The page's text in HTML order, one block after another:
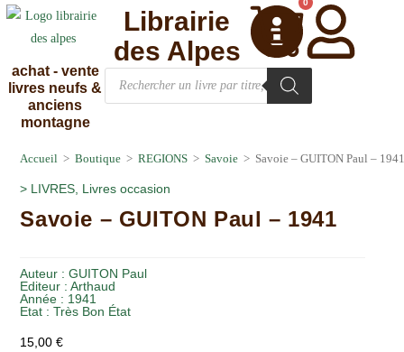
achat - vente
livres neufs &
anciens
montagne
0
Librairie
des Alpes
Accueil > Boutique > REGIONS > Savoie > Savoie – GUITON Paul –
> LIVRES, Livres occasion
Savoie – GUITON Paul – 1941
Auteur :GUITON Paul
Editeur :Arthaud
Année : 1941
Etat :Très Bon État
15,00€